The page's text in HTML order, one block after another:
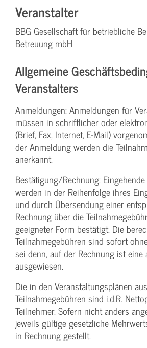
Veranstalter
BBG Gesellschaft für betriebliche
Betreuung mbH
Allgemeine
Veranstalters
Anmeldungen: Anmeldungen für
müssen in schriftlicher oder
(Brief, Fax, Internet, E-Mail)
der Anmeldung werden die
anerkannt.
Bestätigung­/Rechnung:
werden in der Reihenfolge ihres
und durch Übersendung einer
Rechnung über die
geeigneter Form bestätigt. Die
Teilnahmegebühren sind sofort
sei denn, auf der Rechnung ist eine
ausgewiesen.
Die in den Veranstaltungsplänen
Teilnahmegebühren sind i.d.R.
Teilnehmer. Sofern nicht anders
jeweils gültige gesetzliche
in Rechnung gestellt.